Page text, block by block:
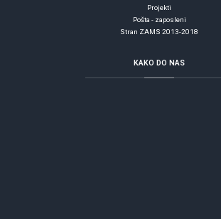
Projekti
Pošta - zaposleni
Stran ZAMS 2013-2018
KAKO DO NAS